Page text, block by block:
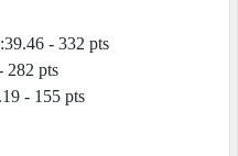
- 332 pts
282 pts
- 155 pts